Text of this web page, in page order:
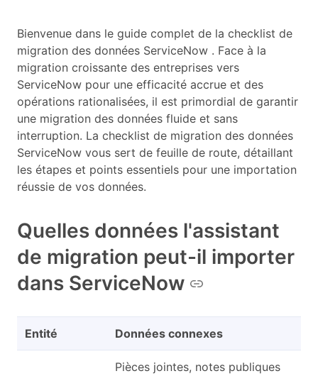
Bienvenue dans le guide complet de la checklist de
migration des données ServiceNow . Face à la
migration croissante des entreprises vers
ServiceNow pour une efficacité accrue et des
opérations rationalisées, il est primordial de garantir
une migration des données fluide et sans
interruption. La checklist de migration des données
ServiceNow vous sert de feuille de route, détaillant
les étapes et points essentiels pour une importation
réussie de vos données.
Quelles données l'assistant
de migration peut-il importer
dans ServiceNow
Entité Données connexes
Pièces jointes, notes publiques